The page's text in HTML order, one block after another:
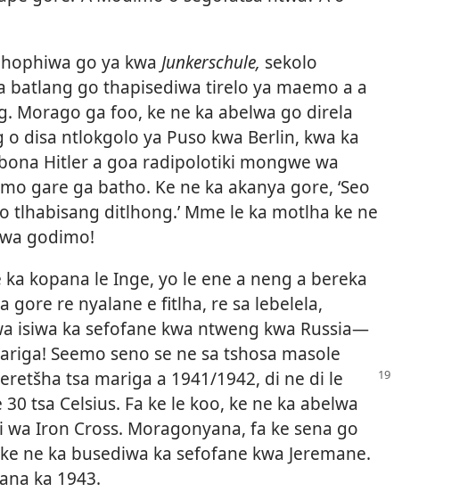
go ya kwa Junkerschule, sekolo
batlang go thapisediwa tirelo ya maemo a a
Morago ga foo, ke ne ka abelwa go direla
disa ntlokgolo ya Puso kwa Berlin, kwa ka
Hitler a goa radipolotiki mongwe wa
gare ga batho. Ke ne ka akanya gore, ‘Seo
tlhabisang ditlhong.’ Mme le ka motlha ke ne
godimo!
ka kopana le Inge, yo le ene a neng a bereka
gore re nyalane e fitlha, re sa lebelela,
isiwa ka sefofane kwa ntweng kwa Russia—
Seemo seno se ne sa tshosa masole
tsa mariga a 1941/1942, di ne di le
tsa Celsius. Fa ke le koo, ke ne ka abelwa
Iron Cross. Moragonyana, fa ke sena go
ne ka busediwa ka sefofane kwa Jeremane.
ka 1943.